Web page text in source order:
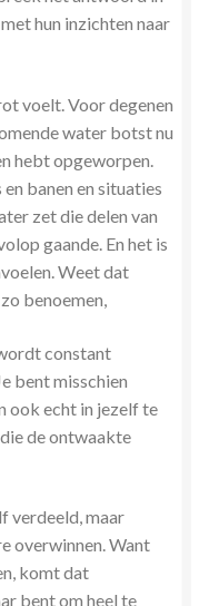
hun inzichten naar
voelt. Voor degenen
water botst nu
hebt opgeworpen.
banen en situaties
zet die delen van
gaande. En het is
Weet dat
zo benoemen,
constant
bent misschien
ook echt in jezelf te
de ontwaakte
verdeeld, maar
overwinnen. Want
komt dat
bent om heel te